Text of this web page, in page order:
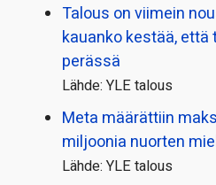
Talous on viimein
kauanko kestää,
perässä
Lähde: YLE talous
Meta määrättiin
miljoonia nuorten
Lähde: YLE talous